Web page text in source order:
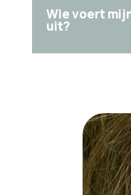
Wie voert
uit?